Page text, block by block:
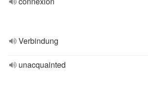
Verbindung
unacquainted